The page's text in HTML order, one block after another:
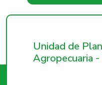
Unidad de
Agropecuaria